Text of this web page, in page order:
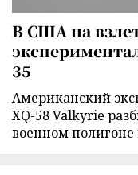
В США на
35
Американский
XQ-58 Valkyrie
военном